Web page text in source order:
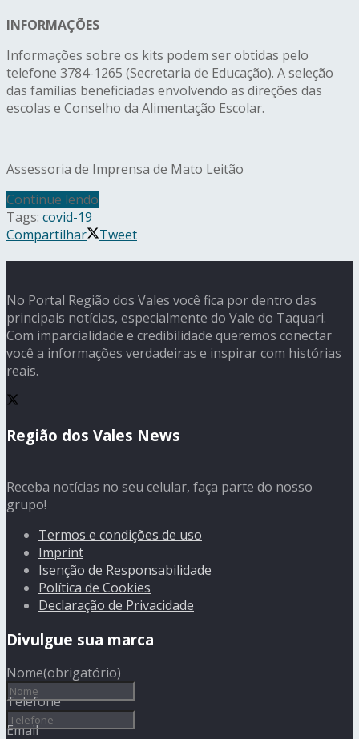
INFORMAÇÕES
Informações sobre os kits podem ser obtidas pelo
telefone 3784-1265 (Secretaria de Educação). A seleção
das famílias beneficiadas envolvendo as direções das
escolas e Conselho da Alimentação Escolar.
Assessoria de Imprensa de Mato Leitão
Continue lendo
Tags: covid-19
Compartilhar
Tweet
No Portal Região dos Vales você fica por dentro das
principais notícias, especialmente do Vale do Taquari.
Com imparcialidade e credibilidade queremos conectar
você a informações verdadeiras e inspirar com histórias
reais.
Região dos Vales News
Receba notícias no seu celular, faça parte do nosso
grupo!
Termos e condições de uso
Imprint
Isenção de Responsabilidade
Política de Cookies
Declaração de Privacidade
Divulgue sua marca
Nome(obrigatório)
Telefone
Email